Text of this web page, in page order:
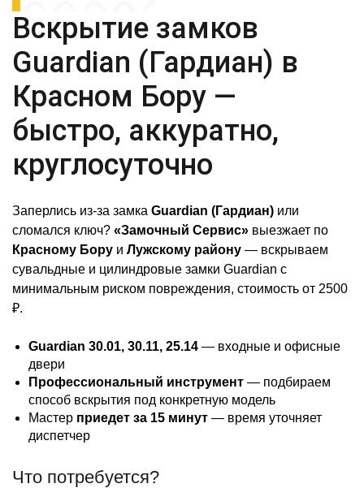
Вскрытие замков
Guardian (Гардиан) в
Красном Бору —
быстро, аккуратно,
круглосуточно
Заперлись из-за замка Guardian (Гардиан) или
сломался ключ? «Замочный Сервис» выезжает по
Красному Бору и Лужскому району — вскрываем
сувальдные и цилиндровые замки Guardian с
минимальным риском повреждения, стоимость от 2500
₽.
Guardian 30.01, 30.11, 25.14 — входные и офисные
двери
Профессиональный инструмент — подбираем
способ вскрытия под конкретную модель
Мастер приедет за 15 минут — время уточняет
диспетчер
Что потребуется?